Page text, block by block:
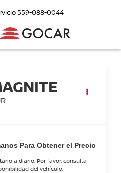
559-088-0044
Para Obtener el Precio
a diario. Por favor, consulta
del vehículo.